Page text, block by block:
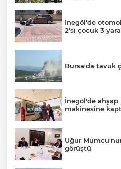
İnegöl'de
2'si çocuk 3
Bursa'da tavuk
İnegöl'de ahşap
makinesine
Uğur
görüştü